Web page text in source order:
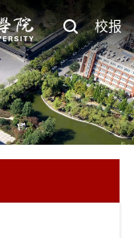
校报